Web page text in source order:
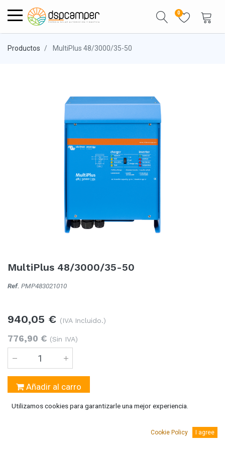
0
Productos MultiPlus 48/3000/35-50
MultiPlus 48/3000/35-50
Ref. PMP483021010
940,05 € (IVA Incluido.)
776,90 € (Sin IVA)
Añadir al carro
Temporalmente sin existencias
Se puede solicitar bajo pedido 5-10 días laborables
Utilizamos cookies para garantizarle una mejor experiencia.
Cookie Policy I agree